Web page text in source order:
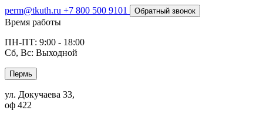
perm@tkuth.ru +7 800 500 9101 Обратный звонок
Время работы
ПН-ПТ: 9:00 - 18:00
Сб, Вс: Выходной
Пермь
ул. Докучаева 33,
оф 422